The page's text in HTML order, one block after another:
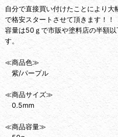
自分で直接買い付けたことにより
で格安スタートさせて頂きます！！
容量は50ｇで市販や塗料店の半額
す。
≪商品色≫
紫/パープル
≪商品サイズ≫
0.5mm
≪商品容量≫